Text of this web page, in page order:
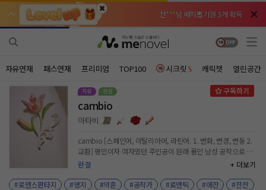
천***님 배지뽑기권 3개 획득
천***님 배지뽑기권 3개 획득
메**님 체험권 3일 획득
메**님 체험권 3일 획득
주**님 일반뽑기권 2개 획득
주**님 일반뽑기권 2개 획득
갈***님 후원10코인 획득
갈***님 후원10코인 획득
인*님 레어뽑기권 1개 획득
인*님 레어뽑기권 1개 획득
자유연재 패스연재 프리미엄 TOP100 시크릿 캐릭챗 열린공간
cambio
아타비
완결
cambio [스페인어, 이탈리아어, 라틴어. 1. 변화, 변경, 변동 2.
교환] 평민이자 여자였던 주인공이 원래 몸인 남성 공작으로 돌
아오게 되면서 벌어지는 일들을 그린 소설입니다.
+ 더보기
#로맨스판타지
#영지 #약혼 #공작가 #로맨틱 #애잔
#잔잔